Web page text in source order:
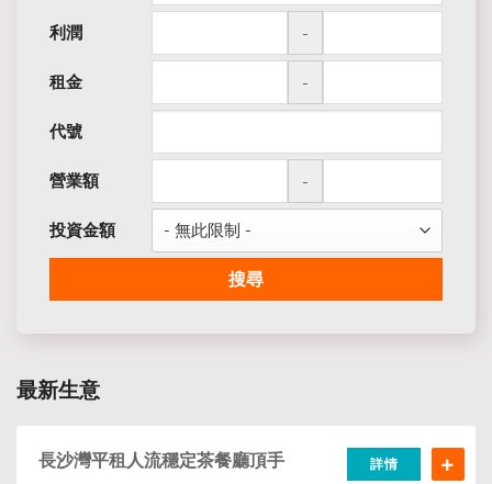
利潤 -
租金 -
代號
營業額 -
投資金額
搜尋
最新生意
長沙灣平租人流穩定茶餐廳頂手 詳情